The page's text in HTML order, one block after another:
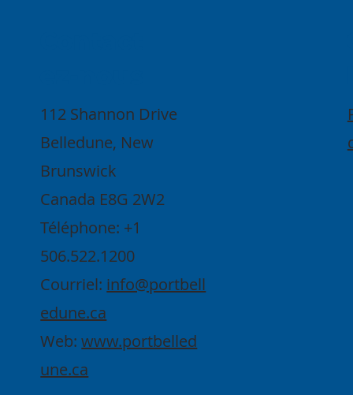
112 Shannon Drive
Belledune, New
Brunswick
Canada E8G 2W2
Téléphone: +1
506.522.1200
Courriel: info@portbell
edune.ca
Web:www.portbelled
une.ca